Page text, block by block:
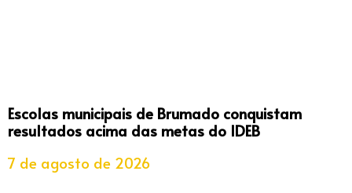
Escolas municipais de Brumado conquistam
resultados acima das metas do IDEB
7 de agosto de 2026